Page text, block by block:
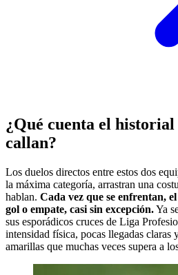
¿Qué cuenta el historial
callan?
Los duelos directos entre estos dos
la máxima categoría, arrastran una
hablan. Cada vez que se enfrentan,
gol o empate, casi sin excepción.Ya
sus esporádicos cruces de Liga
intensidad física, pocas llegadas claras
amarillas que muchas veces supera a